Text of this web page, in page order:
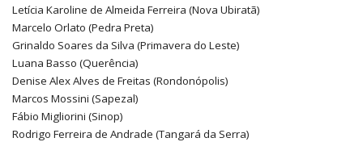
Letícia Karoline de Almeida Ferreira (Nova Ubiratã)
Marcelo Orlato (Pedra Preta)
Grinaldo Soares da Silva (Primavera do Leste)
Luana Basso (Querência)
Denise Alex Alves de Freitas (Rondonópolis)
Marcos Mossini (Sapezal)
Fábio Migliorini (Sinop)
Rodrigo Ferreira de Andrade (Tangará da Serra)